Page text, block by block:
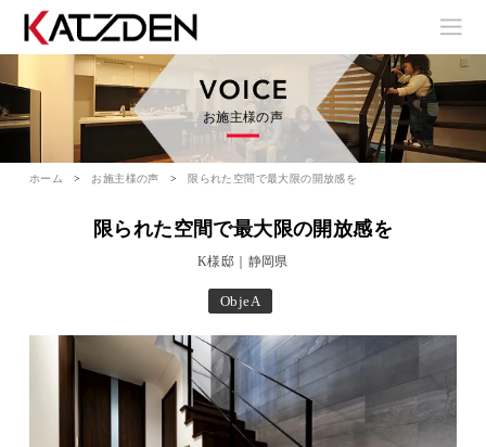
お施主様の声
ホーム お施主様の声 限られた空間で最大限の開放感を
限られた空間で最大限の開放感を
K様邸｜静岡県
ObjeA